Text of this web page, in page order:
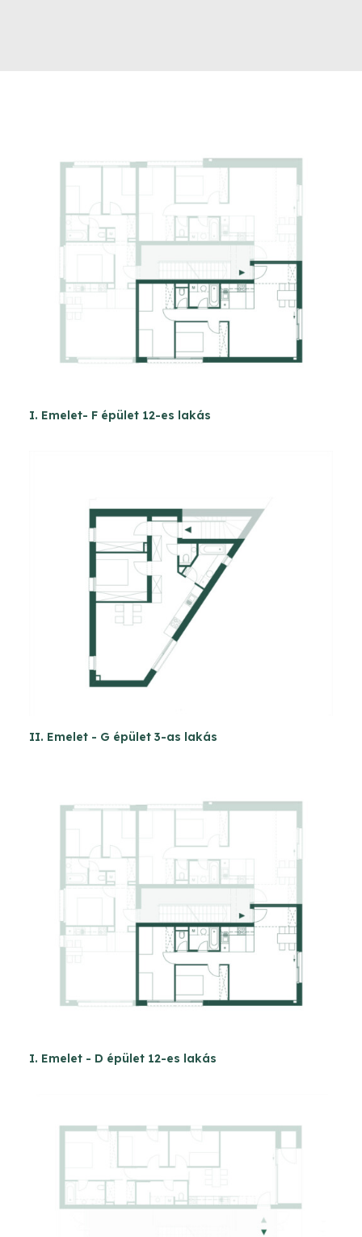
I. Emelet- F épület 12-es lakás
II. Emelet - G épület 3-as lakás
I. Emelet - D épület 12-es lakás